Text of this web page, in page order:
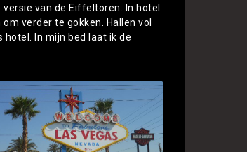
van de Eiffeltoren. In hotel
verder te gokken. Hallen vol
In mijn bed laat ik de